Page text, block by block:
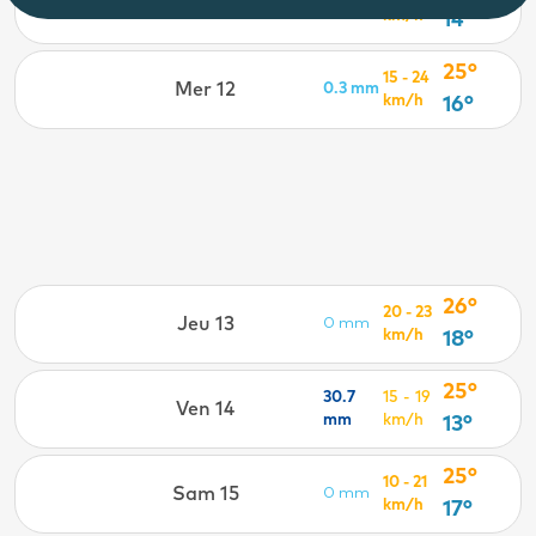
km/h
14°
Mer 12 0.3 mm
15 - 24
km/h
25°
16°
Jeu 13 0 mm
20 - 23
km/h
26°
18°
Ven 14
30.7
mm
15 - 19
km/h
25°
13°
Sam 15 0 mm
10 - 21
km/h
25°
17°